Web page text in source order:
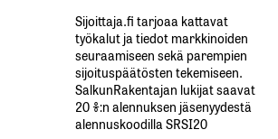
Sijoittaja.fi tarjoaa kattavat
työkalut ja tiedot markkinoiden
seuraamiseen sekä parempien
sijoituspäätösten tekemiseen.
SalkunRakentajan lukijat saavat
20 %:n alennuksen jäsenyydestä
alennuskoodilla SRSI20